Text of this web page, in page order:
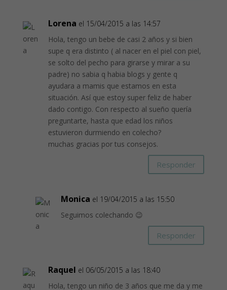
Lorena el 15/04/2015 a las 14:57
Hola, tengo un bebe de casi 2 años y si bien
supe q era distinto ( al nacer en el piel con piel,
se solto del pecho para girarse y mirar a su
padre) no sabia q habia blogs y gente q
ayudara a mamis que estamos en esta
situación. Así que estoy super feliz de haber
dado contigo. Con respecto al sueño quería
preguntarte, hasta que edad los niños
estuvieron durmiendo en colecho?
muchas gracias por tus consejos.
Responder
Monica el 19/04/2015 a las 15:50
Seguimos colechando 😉
Responder
Raquel el 06/05/2015 a las 18:40
Hola, tengo un niño de 3 años que me da y me